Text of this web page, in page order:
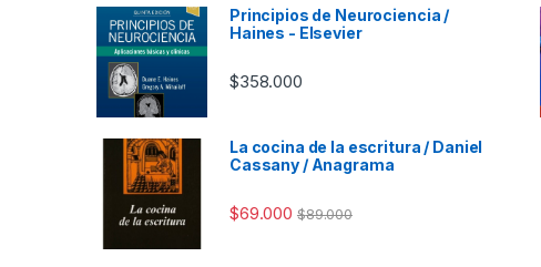
Principios de Neurociencia /
Haines - Elsevier
$358.000
La cocina de la escritura / Daniel
Cassany / Anagrama
$69.000 $89.000